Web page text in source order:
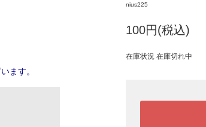
ます。
nius225
100円(税込)
在庫状況 在庫切れ中